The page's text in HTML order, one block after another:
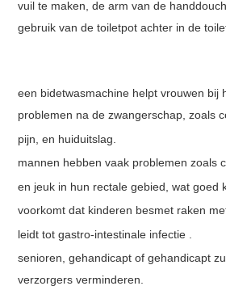
vuil te maken, de arm van de
gebruik van de toiletpot achter in de
een bidetwasmachine helpt vrouwen bij
problemen na de zwangerschap, zoals
pijn, en huiduitslag.
mannen hebben vaak problemen zoals
en jeuk in hun rectale gebied, wat goed
voorkomt dat kinderen besmet raken
leidt tot gastro-intestinale infectie .
senioren, gehandicapt of gehandicapt
verzorgers verminderen.